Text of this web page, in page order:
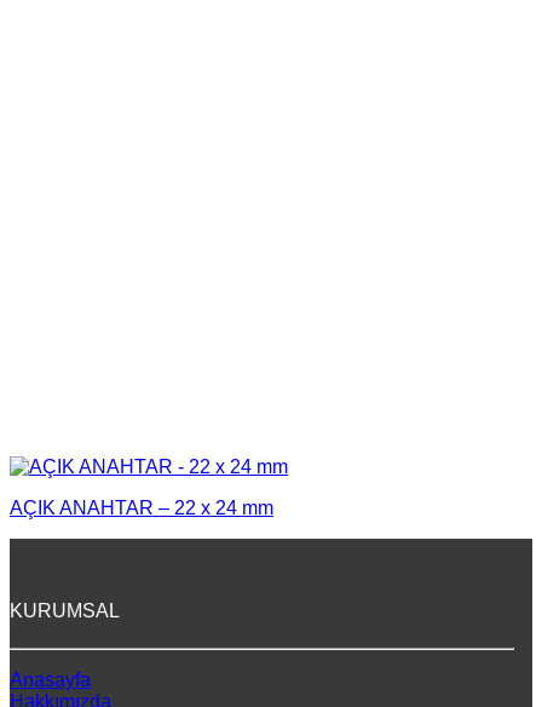
AÇIK ANAHTAR – 22 x 24 mm
KURUMSAL
Anasayfa
Hakkımızda